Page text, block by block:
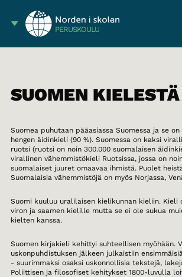
PERUSKOULU
SUOMEN KIELESTÄ
Suomea puhutaan pääasiassa Suomessa ja se
hengen äidinkieli (90 %). Suomessa on kaksi
ruotsi (ruotsi on noin 300.000 suomalaisen
virallinen vähemmistökieli Ruotsissa, jossa on
suomalaiset juuret omaavaa ihmistä. Puolet
Suomalaisia vähemmistöjä on myös Norjassa,
Suomi kuuluu uralilaisen kielikunnan kieliin. Kieli
viron ja saamen kielille mutta se ei ole sukua
kielten kanssa.
Suomen kirjakieli kehittyi suhteellisen myöhään.
uskonpuhdistuksen jälkeen julkaistiin
- suurimmaksi osaksi uskonnollisia tekstejä,
Poliittisen ja filosofiset kehitykset 1800-luvulla